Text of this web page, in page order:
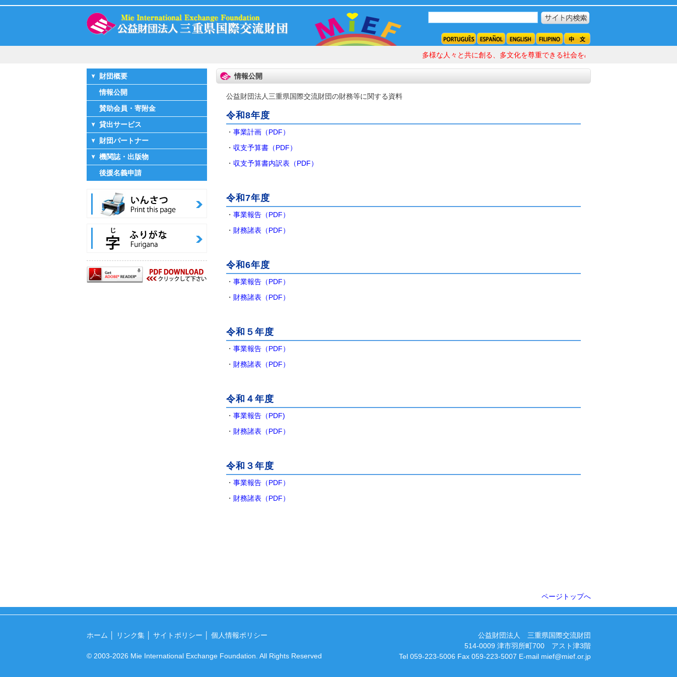
多様な人々と共に創る、多文化を尊重できる社会をめざして
情報公開
公益財団法人三重県国際交流財団の財務等に関する資料
令和8年度
・ 事業計画（PDF）
・ 収支予算書（PDF）
・ 収支予算書内訳表（PDF）
令和7年度
・ 事業報告（PDF）
・ 財務諸表（PDF）
令和6年度
・ 事業報告（PDF）
・ 財務諸表（PDF）
令和５年度
・ 事業報告（PDF）
・ 財務諸表（PDF）
令和４年度
・ 事業報告（PDF)
・ 財務諸表（PDF）
令和３年度
・ 事業報告（PDF）
・ 財務諸表（PDF）
財団概要
情報公開
賛助会員・寄附金
貸出サービス
財団パートナー
機関誌・出版物
後援名義申請
ページトップへ
ホーム リンク集│ サイトポリシー 個人情報ポリシー
公益財団法人 三重県国際交流財団
514-0009 津市羽所町700 アスト津3階
Tel 059-223-5006 Fax 059-223-5007 E-mail mief@mief.or.jp
© 2003-2026 Mie International Exchange Foundation. All Rights Reserved